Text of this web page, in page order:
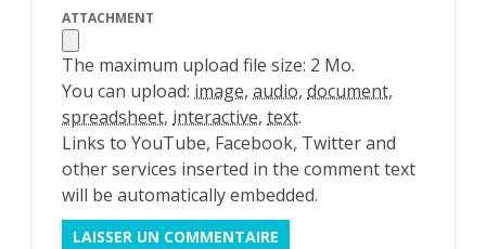
ATTACHMENT
The maximum upload file size: 2 Mo.
You can upload: image, audio, document,
spreadsheet, interactive, text.
Links to YouTube, Facebook, Twitter and
other services inserted in the comment text
will be automatically embedded.